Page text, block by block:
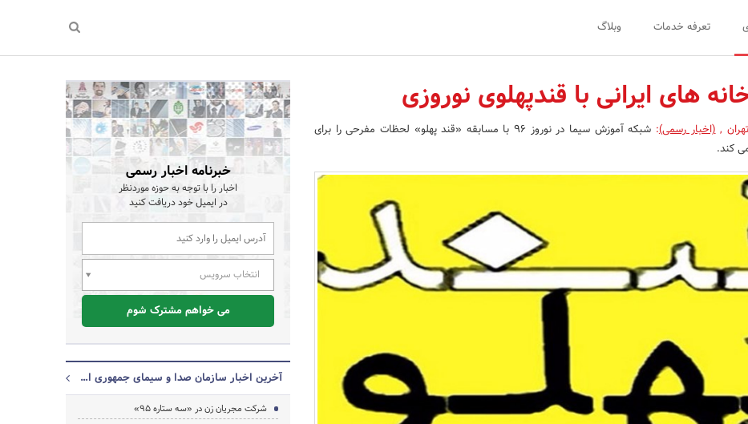
تعرفه خدمات وبلاگ
های ایرانی با قندپهلوی نوروزی
تهران ,(اخبار رسمی):
شبکه آموزش سیما در نوروز 96 با مسابقه «قند پهلو» لحظات مفرحی را برای
کند.
خبرنامه اخبار رسمی
اخبار را با توجه به حوزه موردنظر
در ایمیل خود دریافت کنید
انتخاب سرویس
می خواهم مشترک شوم
آخرین اخبار سازمان صدا و سیمای جمهوری اسلامی ایران
شرکت مجریان زن در «سه ستاره 95»